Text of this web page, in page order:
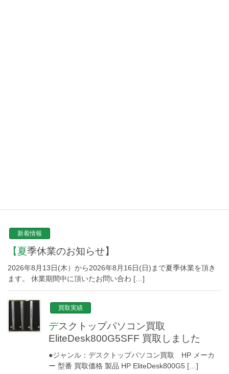
新着情報
【夏季休業のお知らせ】
2026年8月13日(木）から2026年8月16日(日)まで夏季休業を頂き
ます。 休業期間中に頂いたお問い合わ […]
買取実績
デスクトップパソコン買取
EliteDesk800G5SFF 買取しました
●ジャンル：デスクトップパソコン買取 HP メーカ
ー 型番 買取価格 製品 HP EliteDesk800G5 […]